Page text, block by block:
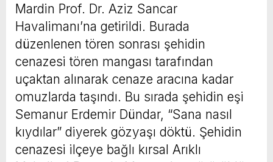
Mardin Prof. Dr. Aziz Sancar
Havalimanı’na getirildi. Burada
düzenlenen tören sonrası şehidin
cenazesi tören mangası tarafından
uçaktan alınarak cenaze aracına kadar
omuzlarda taşındı. Bu sırada şehidin eşi
Semanur Erdemir Dündar, “Sana nasıl
kıydılar” diyerek gözyaşı döktü. Şehidin
cenazesi ilçeye bağlı kırsal Arıklı